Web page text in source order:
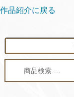
作品紹介に戻る